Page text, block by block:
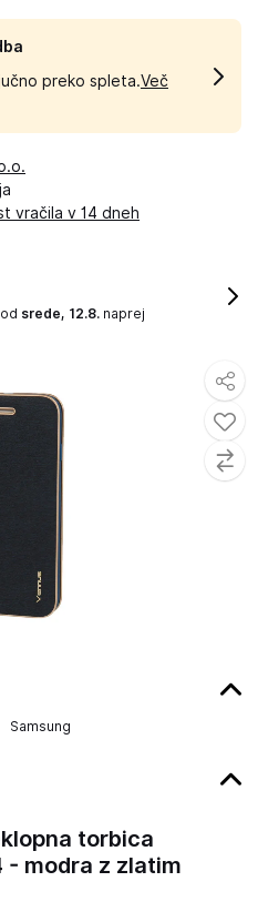
Samsung
torbica
- modra z zlatim
preko spleta.Več
vračila v 14 dneh
srede, 12.8. naprej